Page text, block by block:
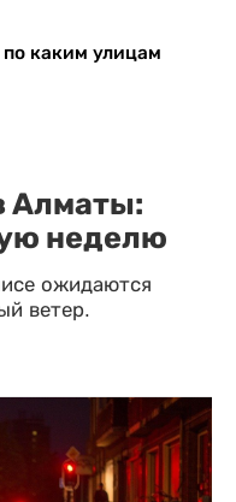
каким улицам
Алматы:
неделю
ожидаются
ветер.